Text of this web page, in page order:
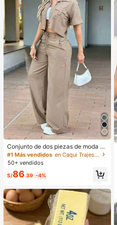
Conjunto de dos piezas de moda de
verano para mujer de unicolor casu
al: top de manga corta con cuello y
bolsillos, pantalones de pierna rect
a de cintura alta elegantes, del trab
#1 Más vendidos
en Caqui Trajes de dos piezas para mujer
50+ vendidos
S/86.39 -4%